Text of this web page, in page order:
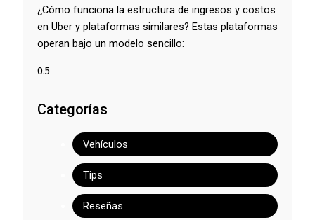
¿Cómo funciona la estructura de ingresos y costos
en Uber y plataformas similares? Estas plataformas
operan bajo un modelo sencillo:
Categorías
Vehículos
Tips
Reseñas